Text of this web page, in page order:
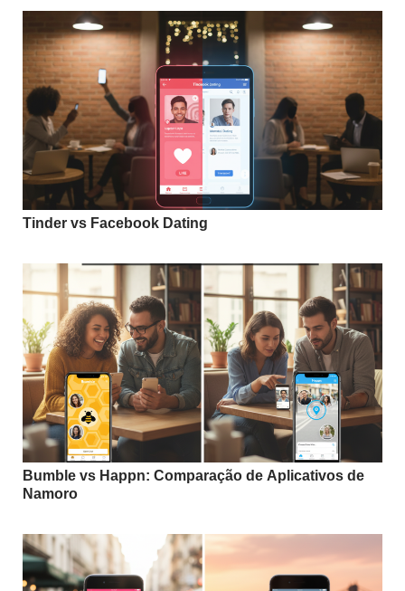
Tinder vs Facebook Dating
Bumble vs Happn: Comparação de Aplicativos de
Namoro